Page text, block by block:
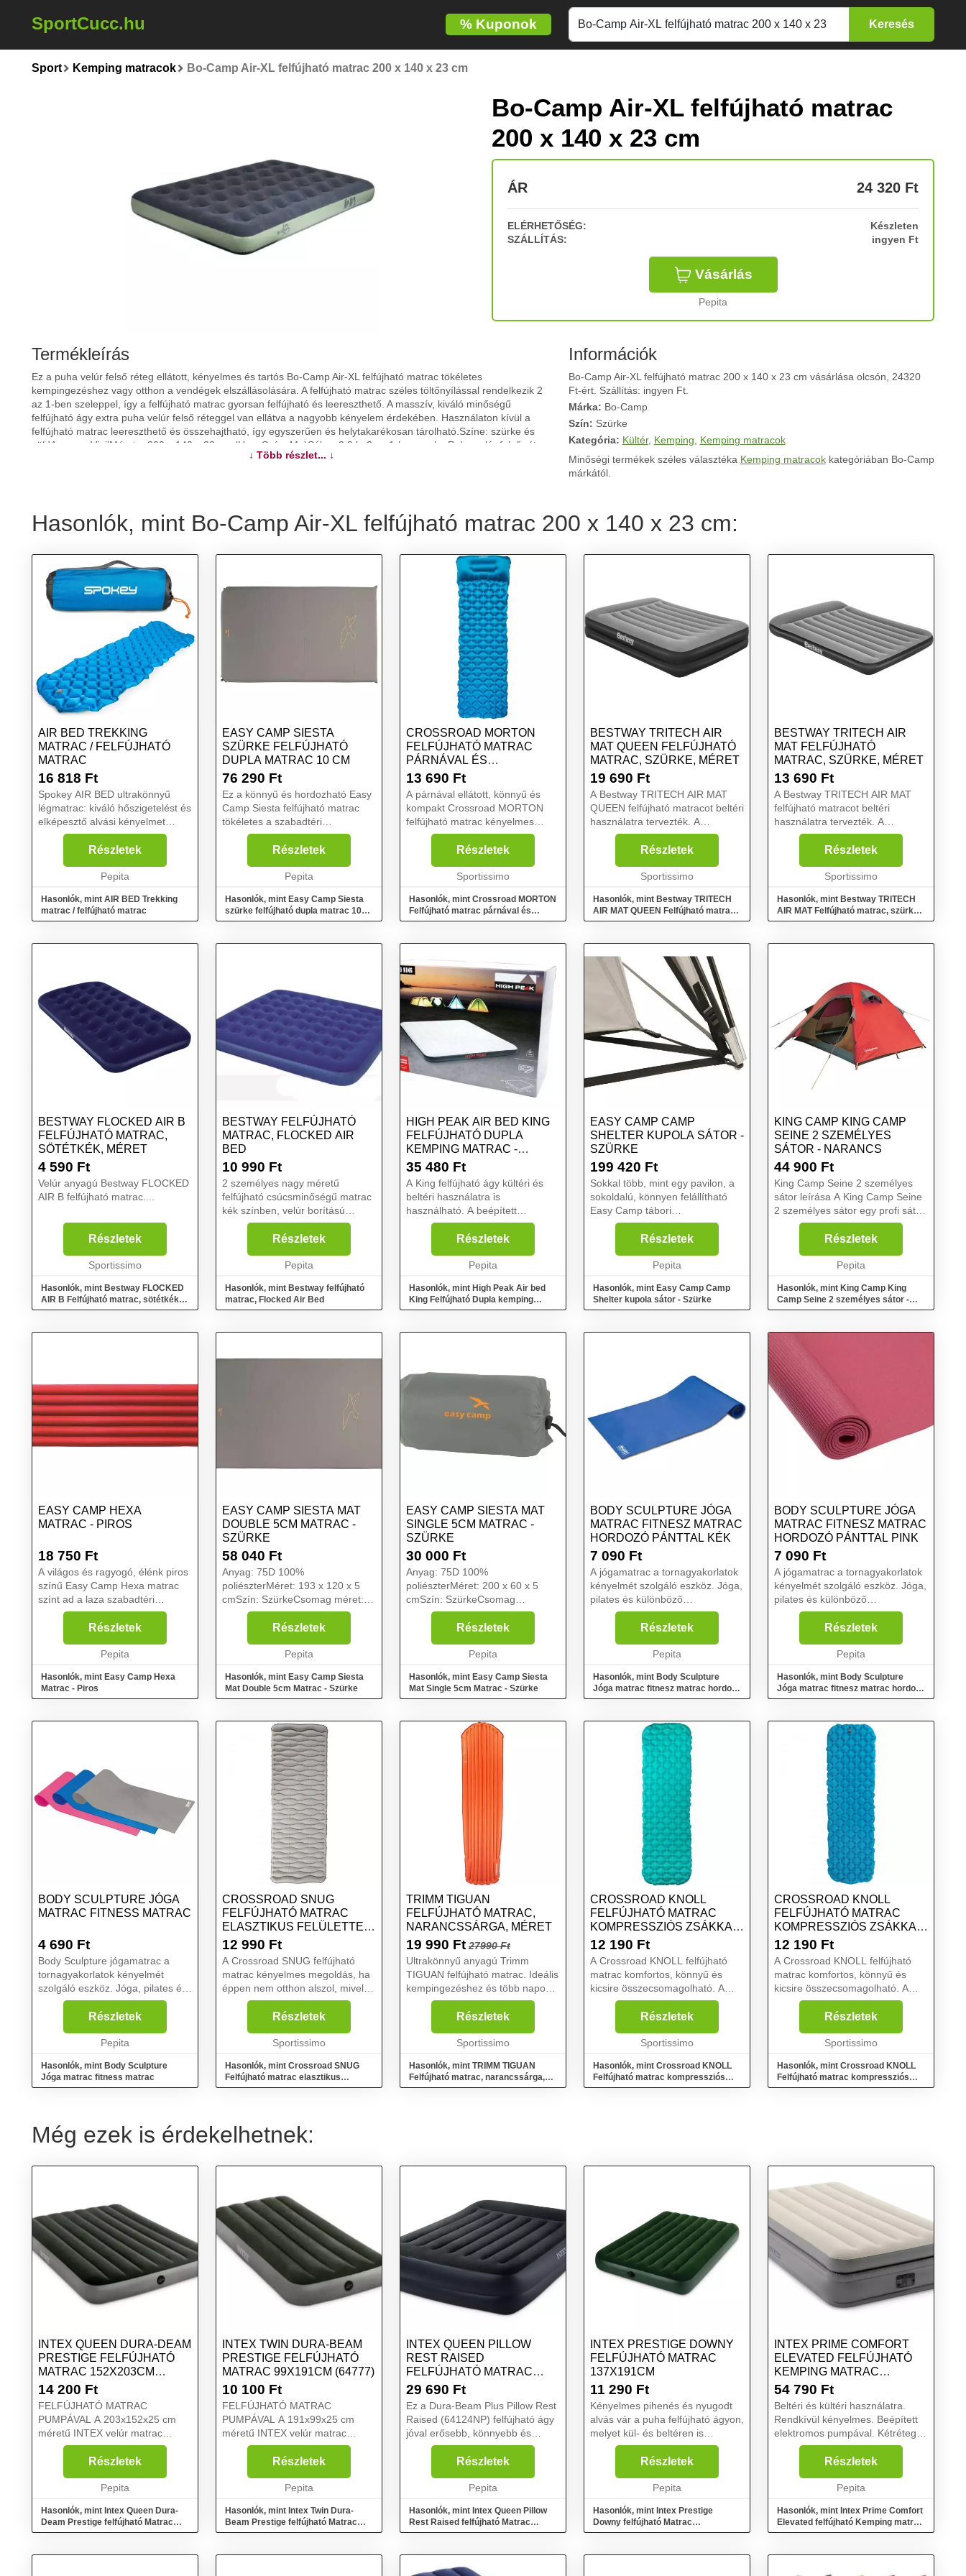
SportCucc.hu %Kuponok
Sport Kemping matracok Bo-Camp Air-XL felfújható matrac 200 x 140 x 23 cm
Bo-Camp Air-XL felfújható matrac
200 x 140 x 23 cm
ÁR 24 320 Ft
ELÉRHETŐSÉG:
Készleten
SZÁLLÍTÁS:
ingyen Ft
Vásárlás
Pepita
Termékleírás
Ez a puha velúr felső réteg ellátott, kényelmes és tartós Bo-Camp Air-XL felfújható matrac tökéletes
kempingezéshez vagy otthon a vendégek elszállásolására. A felfújható matrac széles töltőnyílással rendelkezik 2
az 1-ben szeleppel, így a felfújható matrac gyorsan felfújható és leereszthető. A masszív, kiváló minőségű
felfújható ágy extra puha velúr felső réteggel van ellátva a nagyobb kényelem érdekében. Használaton kívül a
felfújható matrac leereszthető és összehajtható, így egyszerűen és helytakarékosan tárolható.Színe: szürke és
zöldAnyaga: VinilMérete: 200 x 140 x 23 cm (Ho x Szé x Ma)Súlya: 2,9 kg2 az 1-ben szelepPuha velúr felső réteg
↓ Több részlet... ↓
Információk
Bo-Camp Air-XL felfújható matrac 200 x 140 x 23 cm vásárlása olcsón, 24320
Ft-ért. Szállítás: ingyen Ft.
Márka: Bo-Camp
Szín: Szürke
Kategória: Kültér, Kemping
Kemping matracok
Minőségi termékek széles választéka Kemping matracokkategóriában Bo-Camp
márkától.
Hasonlók, mint Bo-Camp Air-XL felfújható matrac 200 x 140 x 23 cm:
AIR BED TREKKING
MATRAC / FELFÚJHATÓ
MATRAC
16 818 Ft
Spokey AIR BED ultrakönnyű
légmatrac: kiváló hőszigetelést és
elképesztő alvási kényelmet
biztosít - vele otthonosan fogod
érezni magad, rendkívül könnyű
(635 g), praktikus huzatba
csomagolva, összeha...
Részletek
Pepita
Hasonlók, mint AIR BED Trekking
matrac / felfújható matrac
EASY CAMP SIESTA
SZÜRKE FELFÚJHATÓ
DUPLA MATRAC 10 CM
76 290 Ft
Ez a könnyű és hordozható Easy
Camp Siesta felfújható matrac
tökéletes a szabadtéri
rendezvényekhez. A
kempingmatrac néhány perc alatt
felfújható. Nyitott cellás
habszerkezettel rendelkezik a
Részletek
Pepita
Hasonlók, mint Easy Camp Siesta
szürke felfújható dupla matrac 10
cm
CROSSROAD MORTON
FELFÚJHATÓ MATRAC
PÁRNÁVAL ÉS
FELFÚJHATÓ ZSÁKKAL,
13 690 Ft
A párnával ellátott, könnyű és
kompakt Crossroad MORTON
felfújható matrac kényelmes
alvást garantál. Egy felfújható
zsák is tartozik hozzá, mellyel
matracot gyorsan és könnyen
felfújhatod....
Részletek
Sportissimo
Hasonlók, mint Crossroad MORTON
Felfújható matrac párnával és
felfújható zsákkal, kék, méret
BESTWAY TRITECH AIR
MAT QUEEN FELFÚJHATÓ
MATRAC, SZÜRKE, MÉRET
19 690 Ft
A Bestway TRITECH AIR MAT
QUEEN felfújható matracot beltéri
használatra tervezték. A
beépített, 220-240 V-os pumpa 4
perc alatt felfújja az ágyat. A
Tritech™ belső támasztórendszer
44%-kal ellenállób...
Részletek
Sportissimo
Hasonlók, mint Bestway TRITECH
AIR MAT QUEEN Felfújható matrac,
szürke, méret
BESTWAY TRITECH AIR
MAT FELFÚJHATÓ
MATRAC, SZÜRKE, MÉRET
13 690 Ft
A Bestway TRITECH AIR MAT
felfújható matracot beltéri
használatra tervezték. A
beépített, 220-240 V-os pumpa 2-
3 perc alatt felfújja az ágyat. A
Tritech™ belső támasztórendszer
44%-kal ellenállóbb a ...
Részletek
Sportissimo
Hasonlók, mint Bestway TRITECH
AIR MAT Felfújható matrac, szürke,
méret
BESTWAY FLOCKED AIR B
FELFÚJHATÓ MATRAC,
SÖTÉTKÉK, MÉRET
4 590 Ft
Velúr anyagú Bestway FLOCKED
AIR B felfújható matrac....
Részletek
Sportissimo
Hasonlók, mint Bestway FLOCKED
AIR B Felfújható matrac, sötétkék,
méret
BESTWAY FELFÚJHATÓ
MATRAC, FLOCKED AIR
BED
10 990 Ft
2 személyes nagy méretű
felfújható csúcsminőségű matrac
kék színben, velúr borítású
fekvőfelülettel, oldal fallal, kül- és
beltéri használatra. A belső
merevítéseknek és
levegőkamráknak köszönhetően
Részletek
Pepita
Hasonlók, mint Bestway felfújható
matrac, Flocked Air Bed
HIGH PEAK AIR BED KING
FELFÚJHATÓ DUPLA
KEMPING MATRAC -
SZÜRKE
35 480 Ft
A King felfújható ágy kültéri és
beltéri használatra is
használható. A beépített
szivattyúval könnyedén és
gyorsan felfújhatja a
napozóágyat. A kellemes felület
garantálja a csendes és
Részletek
Pepita
Hasonlók, mint High Peak Air bed
King Felfújható Dupla kemping
matrac - Szürke
EASY CAMP CAMP
SHELTER KUPOLA SÁTOR -
SZÜRKE
199 420 Ft
Sokkal több, mint egy pavilon, a
sokoldalú, könnyen felállítható
Easy Camp tábori
menedékházzal sokféleképpen
élvezheti a szabadtéri életet
egész nyáron. A nyitott, védett
lakótérrel és az alvásra és ...
Részletek
Pepita
Hasonlók, mint Easy Camp Camp
Shelter kupola sátor - Szürke
KING CAMP KING CAMP
SEINE 2 SZEMÉLYES
SÁTOR - NARANCS
44 900 Ft
King Camp Seine 2 személyes
sátor leírása A King Camp Seine
2 személyes sátor egy profi sátor,
mely 2 fő részére lehet alkalmas
a nyári kempingezések során.
Két rétegű anyagból készült,
mely 5000 / 10...
Részletek
Pepita
Hasonlók, mint King Camp King
Camp Seine 2 személyes sátor -
narancs
EASY CAMP HEXA
MATRAC - PIROS
18 750 Ft
A világos és ragyogó, élénk piros
színű Easy Camp Hexa matrac
színt ad a laza szabadtéri
élethez. Tökéletes fesztiválokhoz,
alváshoz vagy kempinghez. A
matrac beépített szivattyúval
rendelkezik. Így é...
Részletek
Pepita
Hasonlók, mint Easy Camp Hexa
Matrac - Piros
EASY CAMP SIESTA MAT
DOUBLE 5CM MATRAC -
SZÜRKE
58 040 Ft
Anyag: 75D 100%
poliészterMéret: 193 x 120 x 5
cmSzín: SzürkeCsomag méret:
63 x 23 cmSúly: 3200 gEgyszerű
szelep rendszerTartozék
táskaKönnyen felfújható /
leereszthetőPuha anyag a
Részletek
Pepita
Hasonlók, mint Easy Camp Siesta
Mat Double 5cm Matrac - Szürke
EASY CAMP SIESTA MAT
SINGLE 5CM MATRAC -
SZÜRKE
30 000 Ft
Anyag: 75D 100%
poliészterMéret: 200 x 60 x 5
cmSzín: SzürkeCsomag
méret: 27 x 19 cmSúly: 1710
gEgyszerű szelep
rendszerTartozék táskaKönnyen
kényelem és a zajmen...
Részletek
Pepita
Hasonlók, mint Easy Camp Siesta
Mat Single 5cm Matrac - Szürke
BODY SCULPTURE JÓGA
MATRAC FITNESZ MATRAC
HORDOZÓ PÁNTTAL KÉK
7 090 Ft
A jógamatrac a tornagyakorlatok
kényelmét szolgáló eszköz. Jóga,
pilates és különböző
talajgyakorlatok végzését,
kényelmét segíti elő. Könnyen
tisztítható. A szállítása praktikus:
Feltekerés után egy ...
Részletek
Pepita
Hasonlók, mint Body Sculpture
Jóga matrac fitnesz matrac hordozó
pánttal kék
BODY SCULPTURE JÓGA
MATRAC FITNESZ MATRAC
HORDOZÓ PÁNTTAL PINK
7 090 Ft
A jógamatrac a tornagyakorlatok
kényelmét szolgáló eszköz. Jóga,
pilates és különböző
talajgyakorlatok végzését,
kényelmét segíti elő. Könnyen
tisztítható. A szállítása praktikus:
Feltekerés után egy ...
Részletek
Pepita
Hasonlók, mint Body Sculpture
Jóga matrac fitnesz matrac hordozó
pánttal pink
BODY SCULPTURE JÓGA
MATRAC FITNESS MATRAC
4 690 Ft
Body Sculpture jógamatrac a
tornagyakorlatok kényelmét
szolgáló eszköz. Jóga, pilates és
különböző talajgyakorlatok
végzését, kényelmét segíti elő.
Könnyen tisztítható. A szállítása
praktikus: Felteke...
Részletek
Pepita
Hasonlók, mint Body Sculpture
Jóga matrac fitness matrac
CROSSROAD SNUG
FELFÚJHATÓ MATRAC
ELASZTIKUS FELÜLETTEL,
SZÜRKE, MÉRET
12 990 Ft
A Crossroad SNUG felfújható
matrac kényelmes megoldás, ha
éppen nem otthon alszol, mivel
elasztikus anyagból készült, és
szélesebb, mint a hagyományos
matracok....
Részletek
Sportissimo
Hasonlók, mint Crossroad SNUG
Felfújható matrac elasztikus
felülettel, szürke, méret
TRIMM TIGUAN
FELFÚJHATÓ MATRAC,
NARANCSSÁRGA, MÉRET
19 990 Ft 27990 Ft
Ultrakönnyű anyagú Trimm
TIGUAN felfújható matrac. Ideális
kempingezéshez és több napos
túrázáshoz....
Részletek
Sportissimo
Hasonlók, mint TRIMM TIGUAN
Felfújható matrac, narancssárga,
méret
CROSSROAD KNOLL
FELFÚJHATÓ MATRAC
KOMPRESSZIÓS ZSÁKKAL,
VILÁGOSZÖLD, MÉRET
12 190 Ft
A Crossroad KNOLL felfújható
matrac komfortos, könnyű és
kicsire összecsomagolható. A
kompressziós zsák segítségével
gyorsan és könnyen felfújható....
Részletek
Sportissimo
Hasonlók, mint Crossroad KNOLL
Felfújható matrac kompressziós
zsákkal, világoszöld, méret
CROSSROAD KNOLL
FELFÚJHATÓ MATRAC
KOMPRESSZIÓS ZSÁKKAL,
KÉK, MÉRET
12 190 Ft
A Crossroad KNOLL felfújható
matrac komfortos, könnyű és
kicsire összecsomagolható. A
kompressziós zsák segítségével
gyorsan és könnyen felfújható....
Részletek
Sportissimo
Hasonlók, mint Crossroad KNOLL
Felfújható matrac kompressziós
zsákkal, kék, méret
Még ezek is érdekelhetnek:
INTEX QUEEN DURA-DEAM
PRESTIGE FELFÚJHATÓ
MATRAC 152X203CM
(64779)
14 200 Ft
FELFÚJHATÓ MATRAC
PUMPÁVAL A 203x152x25 cm
méretű INTEX velúr matrac
ideális 2 személy pihenéséhez.
Robusztus PVC műanyagból
készült, felül kellemes tapintású,
vízálló velúr anyaggal borított.
Részletek
Pepita
Hasonlók, mint Intex Queen Dura-
Deam Prestige felfújható Matrac
152x203cm (64779)
INTEX TWIN DURA-BEAM
PRESTIGE FELFÚJHATÓ
MATRAC 99X191CM (64777)
10 100 Ft
FELFÚJHATÓ MATRAC
PUMPÁVAL A 191x99x25 cm
méretű INTEX velúr matrac
ideális 1 személy számára.
Robusztus PVC műanyagból
készült, felül kellemes tapintású,
vízálló velúr anyaggal borított.
Részletek
Pepita
Hasonlók, mint Intex Twin Dura-
Beam Prestige felfújható Matrac
99x191cm (64777)
INTEX QUEEN PILLOW
REST RAISED
FELFÚJHATÓ MATRAC
152X203CM (64124NP)
29 690 Ft
Ez a Dura-Beam Plus Pillow Rest
Raised (64124NP) felfújható ágy
jóval erősebb, könnyebb és
kényelmesebb a hagyományos
felfújható ágyaknál, így
stresszmentes alvásélményt
biztosít. A felfújható matrac ...
Részletek
Pepita
Hasonlók, mint Intex Queen Pillow
Rest Raised felfújható Matrac
152x203cm (64124NP)
INTEX PRESTIGE DOWNY
FELFÚJHATÓ MATRAC
137X191CM
11 290 Ft
Kényelmes pihenés és nyugodt
alvás vár a puha felfújható ágyon,
melyet kül- és beltéren is
használatba vehetsz. A könnyen
és gyorsan felfújható ágy két
személy számára nyújt egyszerre
kényelmes pihené...
Részletek
Pepita
Hasonlók, mint Intex Prestige
Downy felfújható Matrac
137x191cm
INTEX PRIME COMFORT
ELEVATED FELFÚJHATÓ
KEMPING MATRAC
152X203X51...
54 790 Ft
Beltéri és kültéri használatra.
Rendkívül kényelmes. Beépített
elektromos pumpával. Kétrétegű
Fiber-Tech belső szerkezet.
Kompakt, egyszerűen kezelhető
és szállítható. Hordtáska. Beltéri
Részletek
Pepita
Hasonlók, mint Intex Prime Comfort
Elevated felfújható Kemping matrac
152x203x51...